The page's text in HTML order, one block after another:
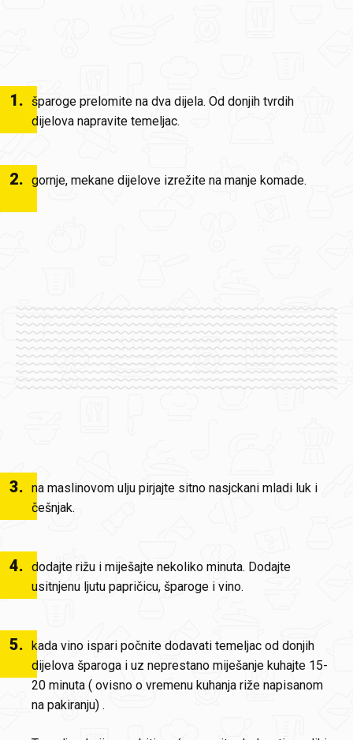
1. šparoge prelomite na dva dijela. Od donjih tvrdih
dijelova napravite temeljac.
2. gornje, mekane dijelove izrežite na manje komade.
3. na maslinovom ulju pirjajte sitno nasjckani mladi luk i
češnjak.
4. dodajte rižu i miješajte nekoliko minuta. Dodajte
usitnjenu ljutu papričicu, šparoge i vino.
5. kada vino ispari počnite dodavati temeljac od donjih
dijelova šparoga i uz neprestano miješanje kuhajte 15-
20 minuta ( ovisno o vremenu kuhanja riže napisanom
na pakiranju) .